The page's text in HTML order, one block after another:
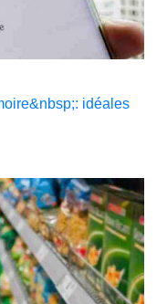
idéales